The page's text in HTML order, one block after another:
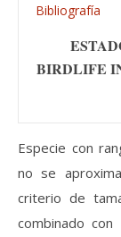
Bibliografía
BIRDLIFE
Especie con
no se
criterio de
combinado